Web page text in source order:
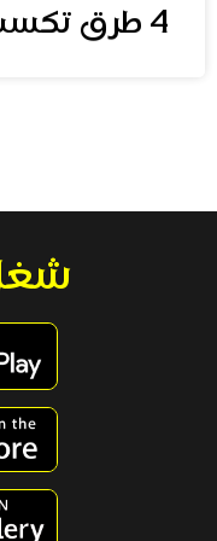
4 طرق تكسب بيها دخل السلبي